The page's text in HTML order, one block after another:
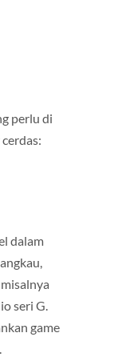
perlu di
dalam
seri G.
game